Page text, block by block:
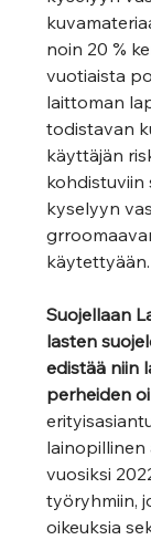
noin 20 %
vuotiaista
laittoman
todistavan
käyttäjän
kohdistuviin
kyselyyn
Suojellaan
lasten
edistää niin
perheiden
lainopillinen
vuosiksi
työryhmiin,
oikeuksia